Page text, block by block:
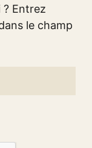
Entrez
le champ